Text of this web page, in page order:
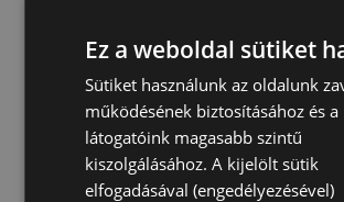
Ez a weboldal sütiket
Sütiket használunk az oldalunk
működésének biztosításához és a
látogatóink magasabb szintű
kiszolgálásához. A kijelölt sütik
elfogadásával (engedélyezésével)